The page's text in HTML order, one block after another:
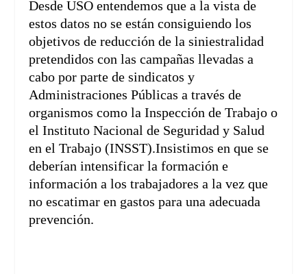
Desde USO entendemos que a la vista de
estos datos no se están consiguiendo los
objetivos de reducción de la siniestralidad
pretendidos con las campañas llevadas a
cabo por parte de sindicatos y
Administraciones Públicas a través de
organismos como la Inspección de Trabajo o
el Instituto Nacional de Seguridad y Salud
en el Trabajo (INSST).Insistimos en que se
deberían intensificar la formación e
información a los trabajadores a la vez que
no escatimar en gastos para una adecuada
prevención.